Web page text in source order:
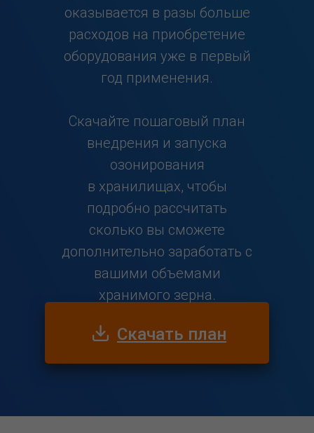
Скачать план
оказывается в разы больше
расходов на приобретение
оборудования уже в первый
год применения.
Скачайте пошаговый план
внедрения и запуска
озонирования
в хранилищах, чтобы
подробно рассчитать
сколько вы сможете
дополнительно заработать с
вашими объемами
хранимого зерна.